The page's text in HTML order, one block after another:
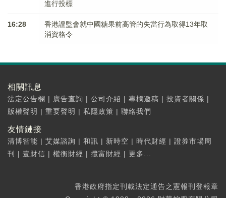
進行投標
16:28
香港證監會就中國糖果前高管的失當行為取得13年取
消資格令
相關訊息
法定公告欄 | 廣告查詢 | 公司介紹 | 專欄邀稿 | 投資者關係 |
版權聲明 | 重要聲明 | 私隱政策 | 聯絡我們
友情鏈接
清博智能 | 艾媒諮詢 | 和訊 | 新時空 | 時代財經 | 證券市場周
刊
| 壹財信 | 權衡財經 | 攬富財經 | 更多...
香港政府指定刊載法定通告之憲報刊登報章